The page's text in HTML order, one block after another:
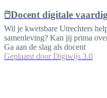
🖱️Docent digitale
Wil je kwetsbare Utrechters
samenleving? Kan jij prima
Ga aan de slag als docent
Geplaatst door Digiwijs 3.0